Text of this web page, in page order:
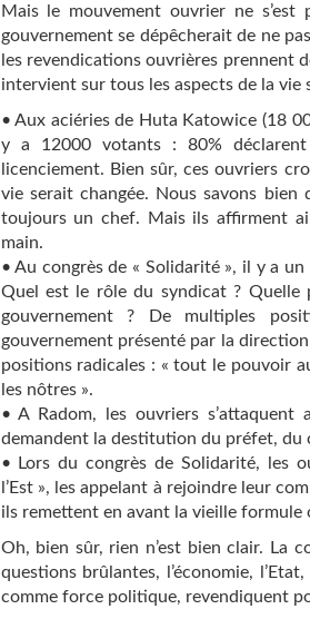
Mais le mouvement ouvrier ne
gouvernement se dépêcherait de ne
les revendications ouvrières prennent
intervient sur tous les aspects de la vie
• Aux aciéries de Huta Katowice (18
y a 12000 votants : 80%
licenciement. Bien sûr, ces ouvriers
vie serait changée. Nous savons bien
toujours un chef. Mais ils affirment
main.
• Au congrès de « Solidarité », il y a
Quel est le rôle du syndicat ? Quelle
gouvernement ? De multiples
gouvernement présenté par la
positions radicales : « tout le pouvoir
les nôtres ».
• A Radom, les ouvriers
demandent la destitution du préfet, du
• Lors du congrès de Solidarité, les
l’Est », les appelant à rejoindre leur
ils remettent en avant la vieille formule
Oh, bien sûr, rien n’est bien clair. La
questions brûlantes, l’économie,
comme force politique, revendiquent